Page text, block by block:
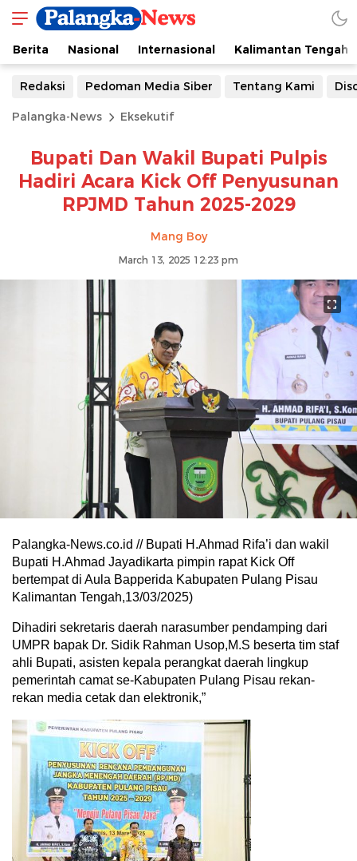
Berita Nasional Internasional Kalimantan Tengah
Redaksi Pedoman Media Siber Tentang Kami
Palangka-News Eksekutif
Bupati Dan Wakil Bupati Pulpis
Hadiri Acara Kick Off Penyusunan
RPJMD Tahun 2025-2029
Mang Boy
March 13, 2025 12:23 pm
Palangka-News.co.id // Bupati H.Ahmad Rifa’i dan wakil
Bupati H.Ahmad Jayadikarta pimpin rapat Kick Off
bertempat di Aula Bapperida Kabupaten Pulang Pisau
Kalimantan Tengah,13/03/2025)
Dihadiri sekretaris daerah narasumber pendamping dari
UMPR bapak Dr. Sidik Rahman Usop,M.S beserta tim staf
ahli Bupati, asisten kepala perangkat daerah lingkup
pemerintah camat se-Kabupaten Pulang Pisau rekan-
rekan media cetak dan elektronik,”